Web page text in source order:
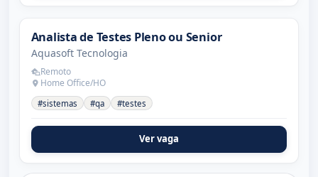
Analista de Testes Pleno ou Senior
Aquasoft Tecnologia
Remoto
Home Office/HO
#sistemas #qa #testes
Ver vaga